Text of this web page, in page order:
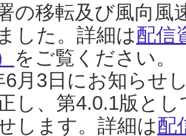
の移転及び風向風
した。詳細は配信
をご覧ください。
6月3日にお知らせ
し、第4.0.1版と
します。詳細は配